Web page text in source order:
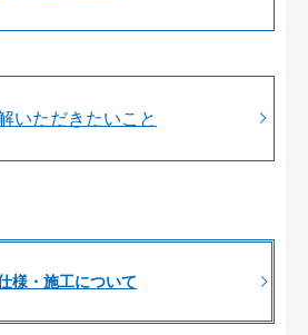
いただきたいこと
様・施工について